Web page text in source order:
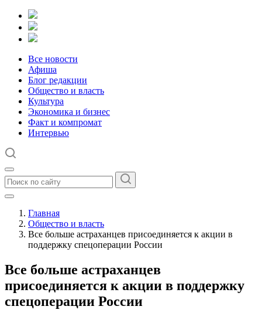
Все новости
Афиша
Блог редакции
Общество и власть
Культура
Экономика и бизнес
Факт и компромат
Интервью
Главная
Общество и власть
Все больше астраханцев присоединяется к акции в
поддержку спецоперации России
Все больше астраханцев
присоединяется к акции в поддержку
спецоперации России